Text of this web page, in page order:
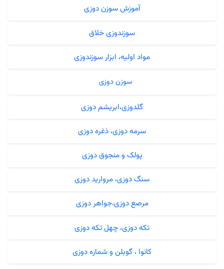
آموزش سوزن دوزی
سوزندوزی خلاق
مواد اولیه، ابزار سوزندوزی
سوزن دوزی
گلدوزی،ابریشم دوزی
سرمه دوزی، ذغره دوزی
پولک و منجوق دوزی
سنگ دوزی، مروارید دوزی
مرصع دوزی،جواهر دوزی
تکه دوزی، چهل تکه دوزی
کانوا ، گوبلن و شماره دوزی